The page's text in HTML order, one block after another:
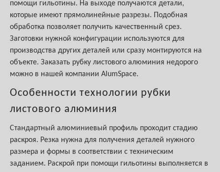
помощи гильотины. На выходе получаются детали,
которые имеют прямолинейные разрезы. Подобная
обработка позволяет получить качественный срез.
Заготовки нужной конфигурации используются для
производства других деталей или сразу монтируются на
объекте. Заказать рубку листового алюминия недорого
можно в нашей компании AlumSpace.
Особенности технологии рубки
листового алюминия
Стандартный алюминиевый профиль проходит стадию
раскроя. Резка нужна для получения деталей нужного
размера и формы в соответствии с техническим
заданием. Раскрой при помощи гильотины выполняется в